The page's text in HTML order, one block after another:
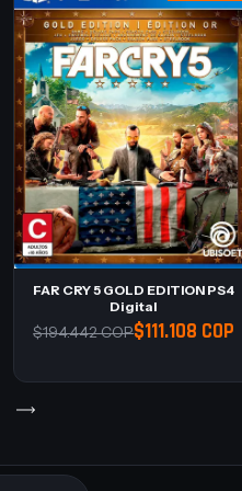
FAR CRY 5 GOLD EDITION PS4
Digital
$111.108 COP
$194.442 COP